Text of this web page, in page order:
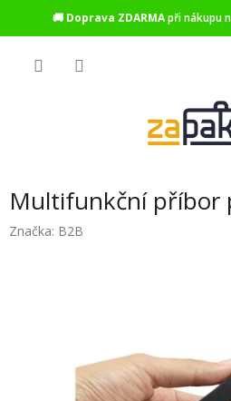
🚚 Doprava ZDARMApři nákupu
Multifunkční příbor
Značka: B2B